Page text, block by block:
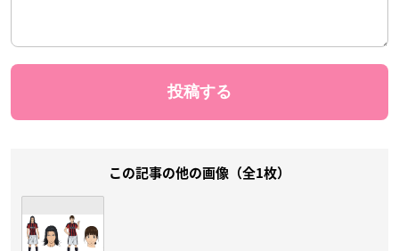
この記事の他の画像（全1枚）